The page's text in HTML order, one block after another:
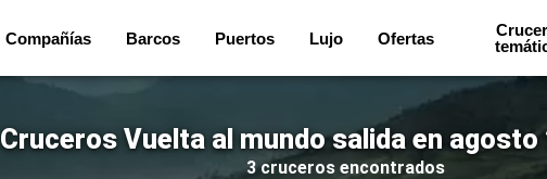
Compañías Barcos Puertos Lujo Ofertas
Cruceros Vuelta al mundo salida en agosto
3 cruceros encontrados